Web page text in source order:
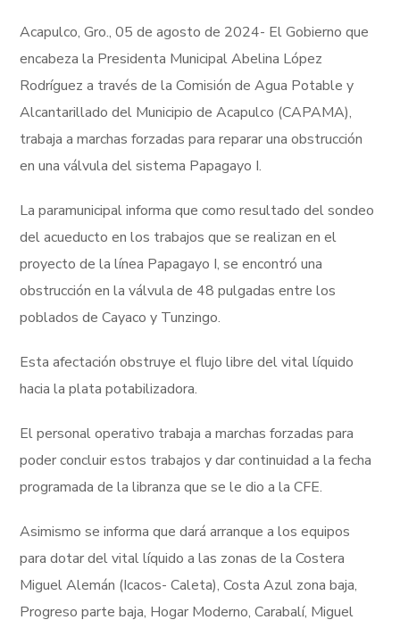
Acapulco, Gro., 05 de agosto de 2024- El Gobierno que
encabeza la Presidenta Municipal Abelina López
Rodríguez a través de la Comisión de Agua Potable y
Alcantarillado del Municipio de Acapulco (CAPAMA),
trabaja a marchas forzadas para reparar una obstrucción
en una válvula del sistema Papagayo I.
La paramunicipal informa que como resultado del sondeo
del acueducto en los trabajos que se realizan en el
proyecto de la línea Papagayo I, se encontró una
obstrucción en la válvula de 48 pulgadas entre los
poblados de Cayaco y Tunzingo.
Esta afectación obstruye el flujo libre del vital líquido
hacia la plata potabilizadora.
El personal operativo trabaja a marchas forzadas para
poder concluir estos trabajos y dar continuidad a la fecha
programada de la libranza que se le dio a la CFE.
Asimismo se informa que dará arranque a los equipos
para dotar del vital líquido a las zonas de la Costera
Miguel Alemán (Icacos- Caleta), Costa Azul zona baja,
Progreso parte baja, Hogar Moderno, Carabalí, Miguel